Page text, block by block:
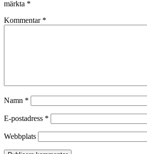
märkta *
Kommentar *
Namn *
E-postadress *
Webbplats